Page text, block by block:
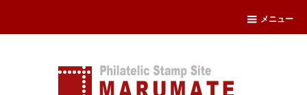
メニュー